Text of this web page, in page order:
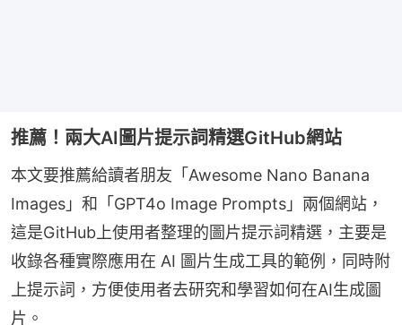
推薦！兩大AI圖片提示詞精選GitHub網站
本文要推薦給讀者朋友「Awesome Nano Banana
Images」和「GPT4o Image Prompts」兩個網站，
這是GitHub上使用者整理的圖片提示詞精選，主要是
收錄各種實際應用在 AI 圖片生成工具的範例，同時附
上提示詞，方便使用者去研究和學習如何在AI生成圖
片。